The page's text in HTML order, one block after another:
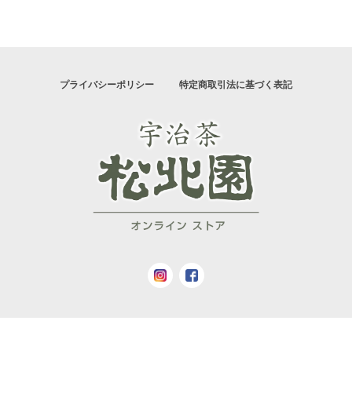
プライバシーポリシー 特定商取引法に基づく表記